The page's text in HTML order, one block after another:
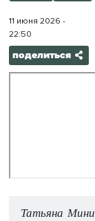
11 июня 2026 -
22:50
поделиться
Татьяна